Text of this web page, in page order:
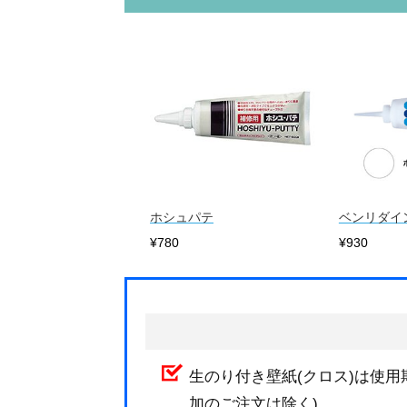
ホシュパテ
¥780
ベンリダイ
¥930
生のり付き壁紙(クロス)は使
加のご注文は除く)